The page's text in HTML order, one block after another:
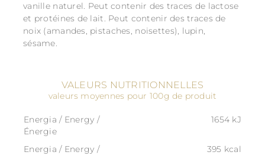
vanille naturel. Peut contenir des traces de lactose
et protéines de lait. Peut contenir des traces de
noix (amandes, pistaches, noisettes), lupin,
sésame.
VALEURS NUTRITIONNELLES
valeurs moyennes pour 100g de produit
Energia / Energy /
Énergie
1654 kJ
Energia / Energy /
395 kcal